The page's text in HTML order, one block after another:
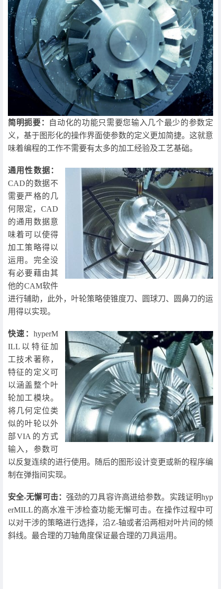
简明扼要： 自动化的功能只需要您输入几个最少的参数定
义，基于图形化的操作界面使参数的定义更加简捷。这就意
味着编程的工作不需要有太多的加工经验及工艺基础。
通用性数据：
CAD的数据不
需要严格的几
何限定，CAD
的通用数据意
味着可以使得
加工策略得以
运用。完全没
有必要藉由其
他的CAM软件
进行辅助，此外，叶轮策略使锥度刀、圆球刀、圆鼻刀的运
用得以实现。
快速： hyperM
ILL以特征加
工技术著称，
特征的定义可
以涵盖整个叶
轮加工模块。
将几何定位类
似的叶轮以外
部VIA的方式
输入，参数可
以反复连续的进行使用。随后的图形设计变更或新的程序编
制在弹指间实现。
安全-无懈可击： 强劲的刀具容许高进给参数。实践证明hyp
erMILL的高水准干涉检查功能无懈可击。在操作过程中可
以对干涉的策略进行选择，沿Z-轴或者沿两相对叶片间的倾
斜线。最合理的刀轴角度保证最合理的刀具运用。